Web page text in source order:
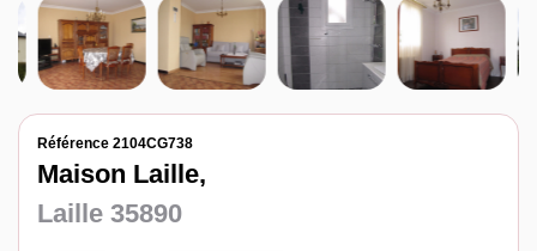
Contact
Référence 2104CG738
Maison Laille,
Laille 35890